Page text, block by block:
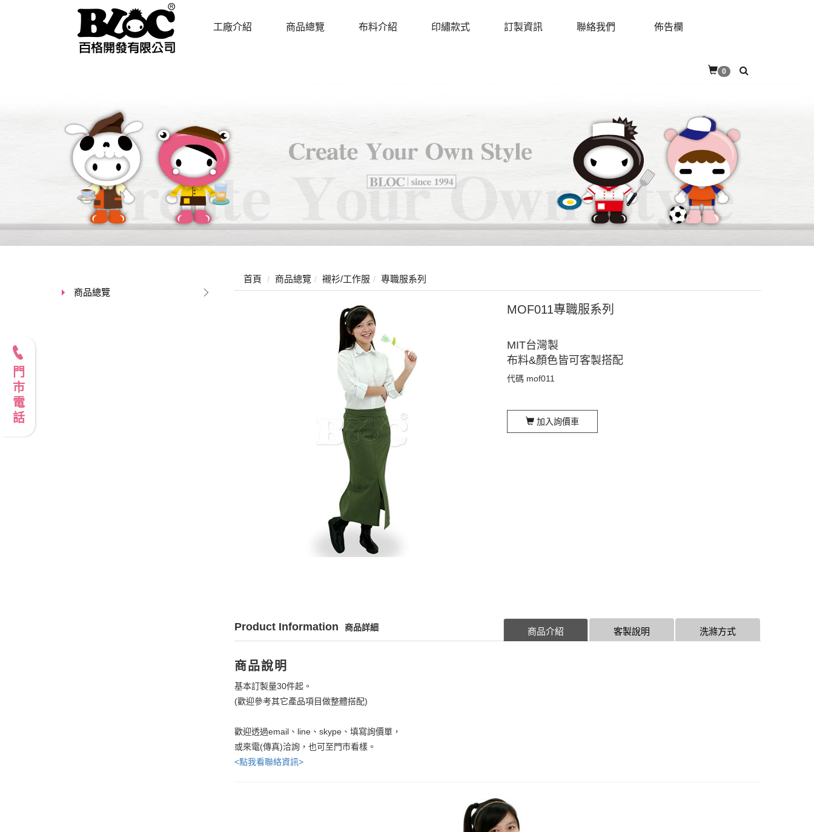
工廠介紹 商品總覽 布料介紹 印繡款式 訂製資訊 聯絡我們 佈告欄
0
商品總覽
首頁 商品總覽 襯衫/工作服 專職服系列
MOF011專職服系列
MIT台灣製
布料&顏色皆可客製搭配
代碼 mof011
加入詢價車
Product Information 商品詳細 洗滌方式
客製說明
商品介紹
商品說明
基本訂製量30件起。
(歡迎參考其它產品項目做整體搭配)
歡迎透過email、line、skype、填寫詢價單，
或來電(傳真)洽詢，也可至門市看樣。
<點我看聯絡資訊>
門市電話